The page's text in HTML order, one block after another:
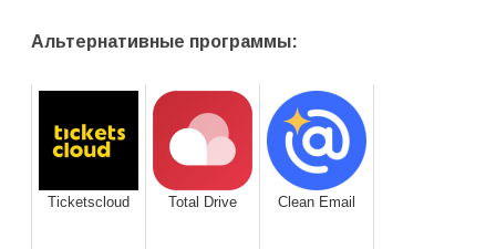
Альтернативные программы:
Ticketscloud Total Drive Clean Email